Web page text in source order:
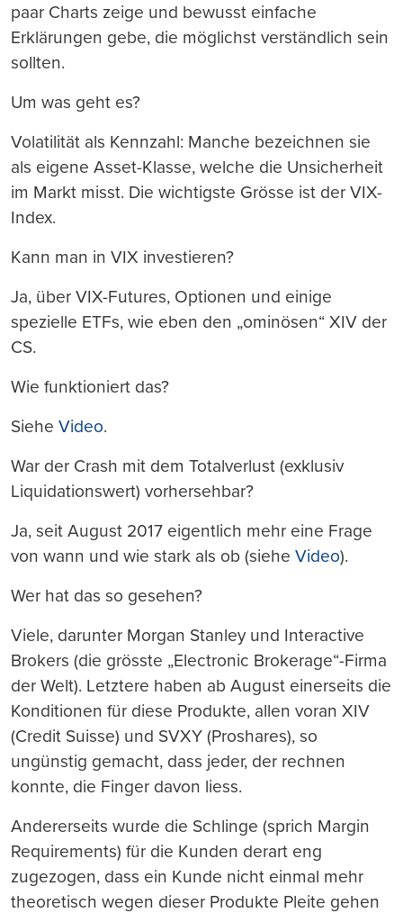
paar Charts zeige und bewusst einfache
Erklärungen gebe, die möglichst verständlich sein
sollten.
Um was geht es?
Volatilität als Kennzahl: Manche bezeichnen sie
als eigene Asset-Klasse, welche die Unsicherheit
im Markt misst. Die wichtigste Grösse ist der VIX-
Index.
Kann man in VIX investieren?
Ja, über VIX-Futures, Optionen und einige
spezielle ETFs, wie eben den „ominösen“ XIV der
CS.
Wie funktioniert das?
Siehe Video.
War der Crash mit dem Totalverlust (exklusiv
Liquidationswert) vorhersehbar?
Ja, seit August 2017 eigentlich mehr eine Frage
von wann und wie stark als ob (siehe Video).
Wer hat das so gesehen?
Viele, darunter Morgan Stanley und Interactive
Brokers (die grösste „Electronic Brokerage“-Firma
der Welt). Letztere haben ab August einerseits die
Konditionen für diese Produkte, allen voran XIV
(Credit Suisse) und SVXY (Proshares), so
ungünstig gemacht, dass jeder, der rechnen
konnte, die Finger davon liess.
Andererseits wurde die Schlinge (sprich Margin
Requirements) für die Kunden derart eng
zugezogen, dass ein Kunde nicht einmal mehr
theoretisch wegen dieser Produkte Pleite gehen